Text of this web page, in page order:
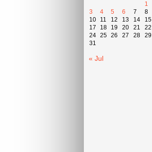
1
3
4 5 6 7 8
10
11 12 13 14 15
17
18 19 20 21 22
24 25 26 27 28 29
31
« Jul